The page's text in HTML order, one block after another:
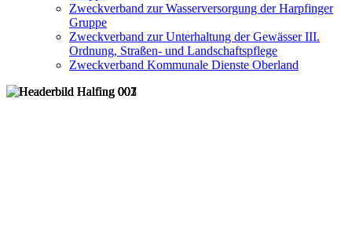
Zweckverband zur Wasserversorgung der Harpfinger
Gruppe
Zweckverband zur Unterhaltung der Gewässer III.
Ordnung, Straßen- und Landschaftspflege
Zweckverband Kommunale Dienste Oberland